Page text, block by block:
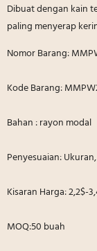
Dibuat dengan kain
paling menyerap
Nomor Barang:
Kode Barang:
Bahan : rayon modal
Penyesuaian:
Kisaran Harga: 2,2$-
MOQ:50 buah